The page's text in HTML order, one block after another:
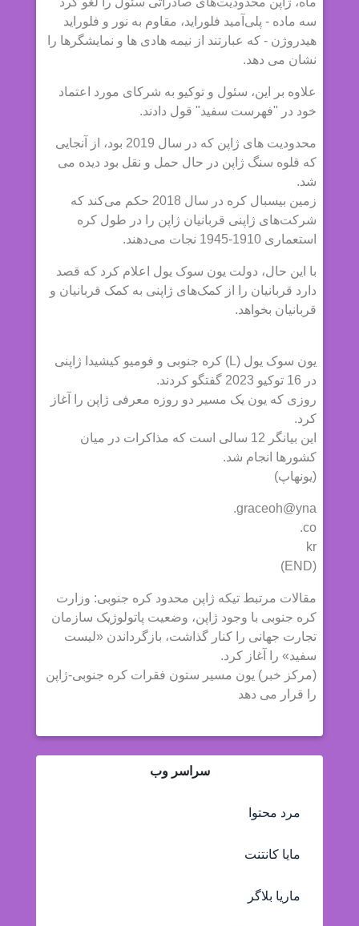
سه ماده - پلی‌آمید فلوراید، مقاوم به نور و فلوراید
هیدروژن - که عبارتند از نیمه هادی ها و نمایشگرها را
نشان می دهد.
علاوه بر این، سئول و توکیو به شرکای مورد اعتماد
خود در "فهرست سفید" قول دادند.
محدودیت های ژاپن که در سال 2019 بود، از آنجایی
که قلوه سنگ ژاپن در حال حمل و نقل بود دیده می
شد.
زمین بیسبال کره در سال 2018 حکم می‌کند که
شرکت‌های ژاپنی قربانیان ژاپن را در طول کره
استعماری 1910-1945 نجات می‌دهند.
با این حال، دولت یون سوک یول اعلام کرد که قصد
دارد قربانیان را از کمک‌های ژاپنی به کمک قربانیان و
قربانیان بخواهد.
یون سوک یول (L) کره جنوبی و فومیو کیشیدا ژاپنی
در 16 توکیو 2023 گفتگو کردند.
روزی که یون یک مسیر دو روزه معرفی ژاپن را آغاز
کرد.
این بیانگر 12 سالی است که مذاکرات در میان
کشورها انجام شد.
(یونهاپ)
graceoh@yna.
co.
kr
(END)
مقالات مرتبط تیکه ژاپن محدود کره جنوبی: وزارت
کره جنوبی با وجود ژاپن، وضعیت پاتولوژیک سازمان
تجارت جهانی را کنار گذاشت، بازگرداندن «لیست
سفید» را آغاز کرد.
(مرکز خبر) یون مسیر ستون فقرات کره جنوبی-ژاپن
را قرار می دهد
سراسر وب
مرد محتوا
مایا کانتنت
ماریا بلاگر